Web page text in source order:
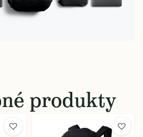
produkty